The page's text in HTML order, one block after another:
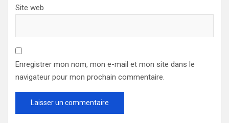
Site web
Enregistrer mon nom, mon e-mail et mon site dans le
navigateur pour mon prochain commentaire.